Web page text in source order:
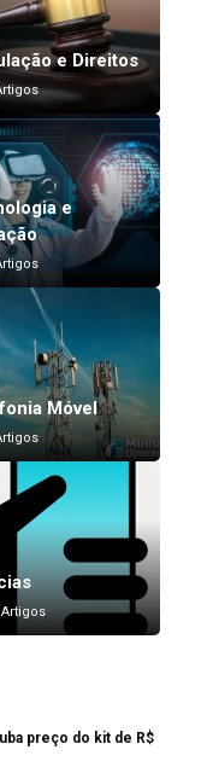
e Direitos
e
Móvel
Artigos
preço do kit de R$